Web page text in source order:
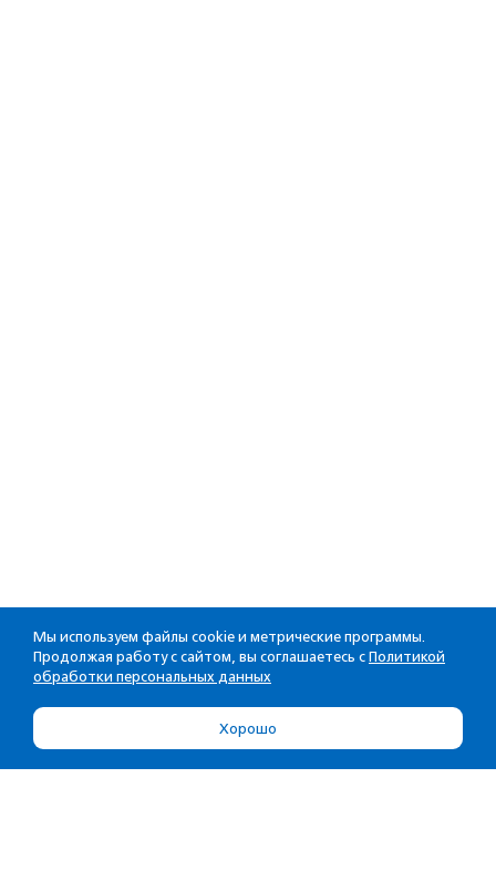
Мы используем файлы cookie и метрические программы.
Продолжая работу с сайтом, вы соглашаетесь с Политикой
обработки персональных данных
Хорошо